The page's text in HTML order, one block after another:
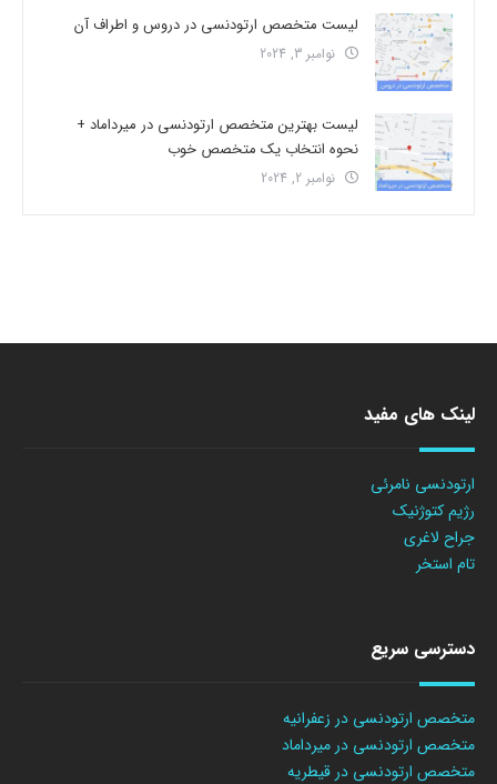
لیست متخصص ارتودنسی در دروس و اطراف آن
نوامبر 3, 2024
لیست بهترین متخصص ارتودنسی در میرداماد +
نحوه انتخاب یک متخصص خوب
نوامبر 2, 2024
لینک های مفید
ارتودنسی نامرئی
رژیم کتوژنیک
جراح لاغری
تام استخر
دسترسی سریع
متخصص ارتودنسی در زعفرانیه
متخصص ارتودنسی در میرداماد
متخصص ارتودنسی در قیطریه